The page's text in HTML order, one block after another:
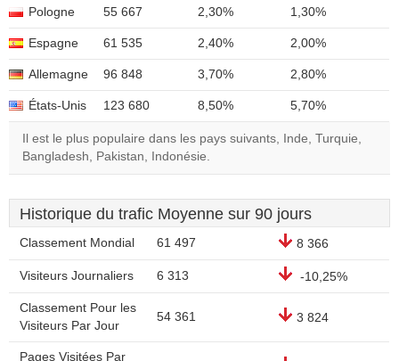
Pologne 55 667 2,30% 1,30%
Espagne 61 535 2,40% 2,00%
Allemagne 96 848 3,70% 2,80%
États-Unis 123 680 8,50% 5,70%
Il est le plus populaire dans les pays suivants, Inde, Turquie,
Bangladesh, Pakistan, Indonésie.
Historique du trafic Moyenne sur 90 jours
Classement Mondial 61 497 8 366
Visiteurs Journaliers 6 313 -10,25%
Classement Pour les
Visiteurs Par Jour
54 361 3 824
Pages Visitées Par